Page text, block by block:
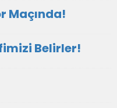
Maçında!
Belirler!